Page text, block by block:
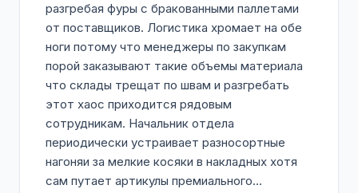
разгребая фуры с бракованными паллетами
от поставщиков. Логистика хромает на обе
ноги потому что менеджеры по закупкам
порой заказывают такие объемы материала
что склады трещат по швам и разгребать
этот хаос приходится рядовым
сотрудникам. Начальник отдела
периодически устраивает разносортные
нагоняи за мелкие косяки в накладных хотя
сам путает артикулы премиального...